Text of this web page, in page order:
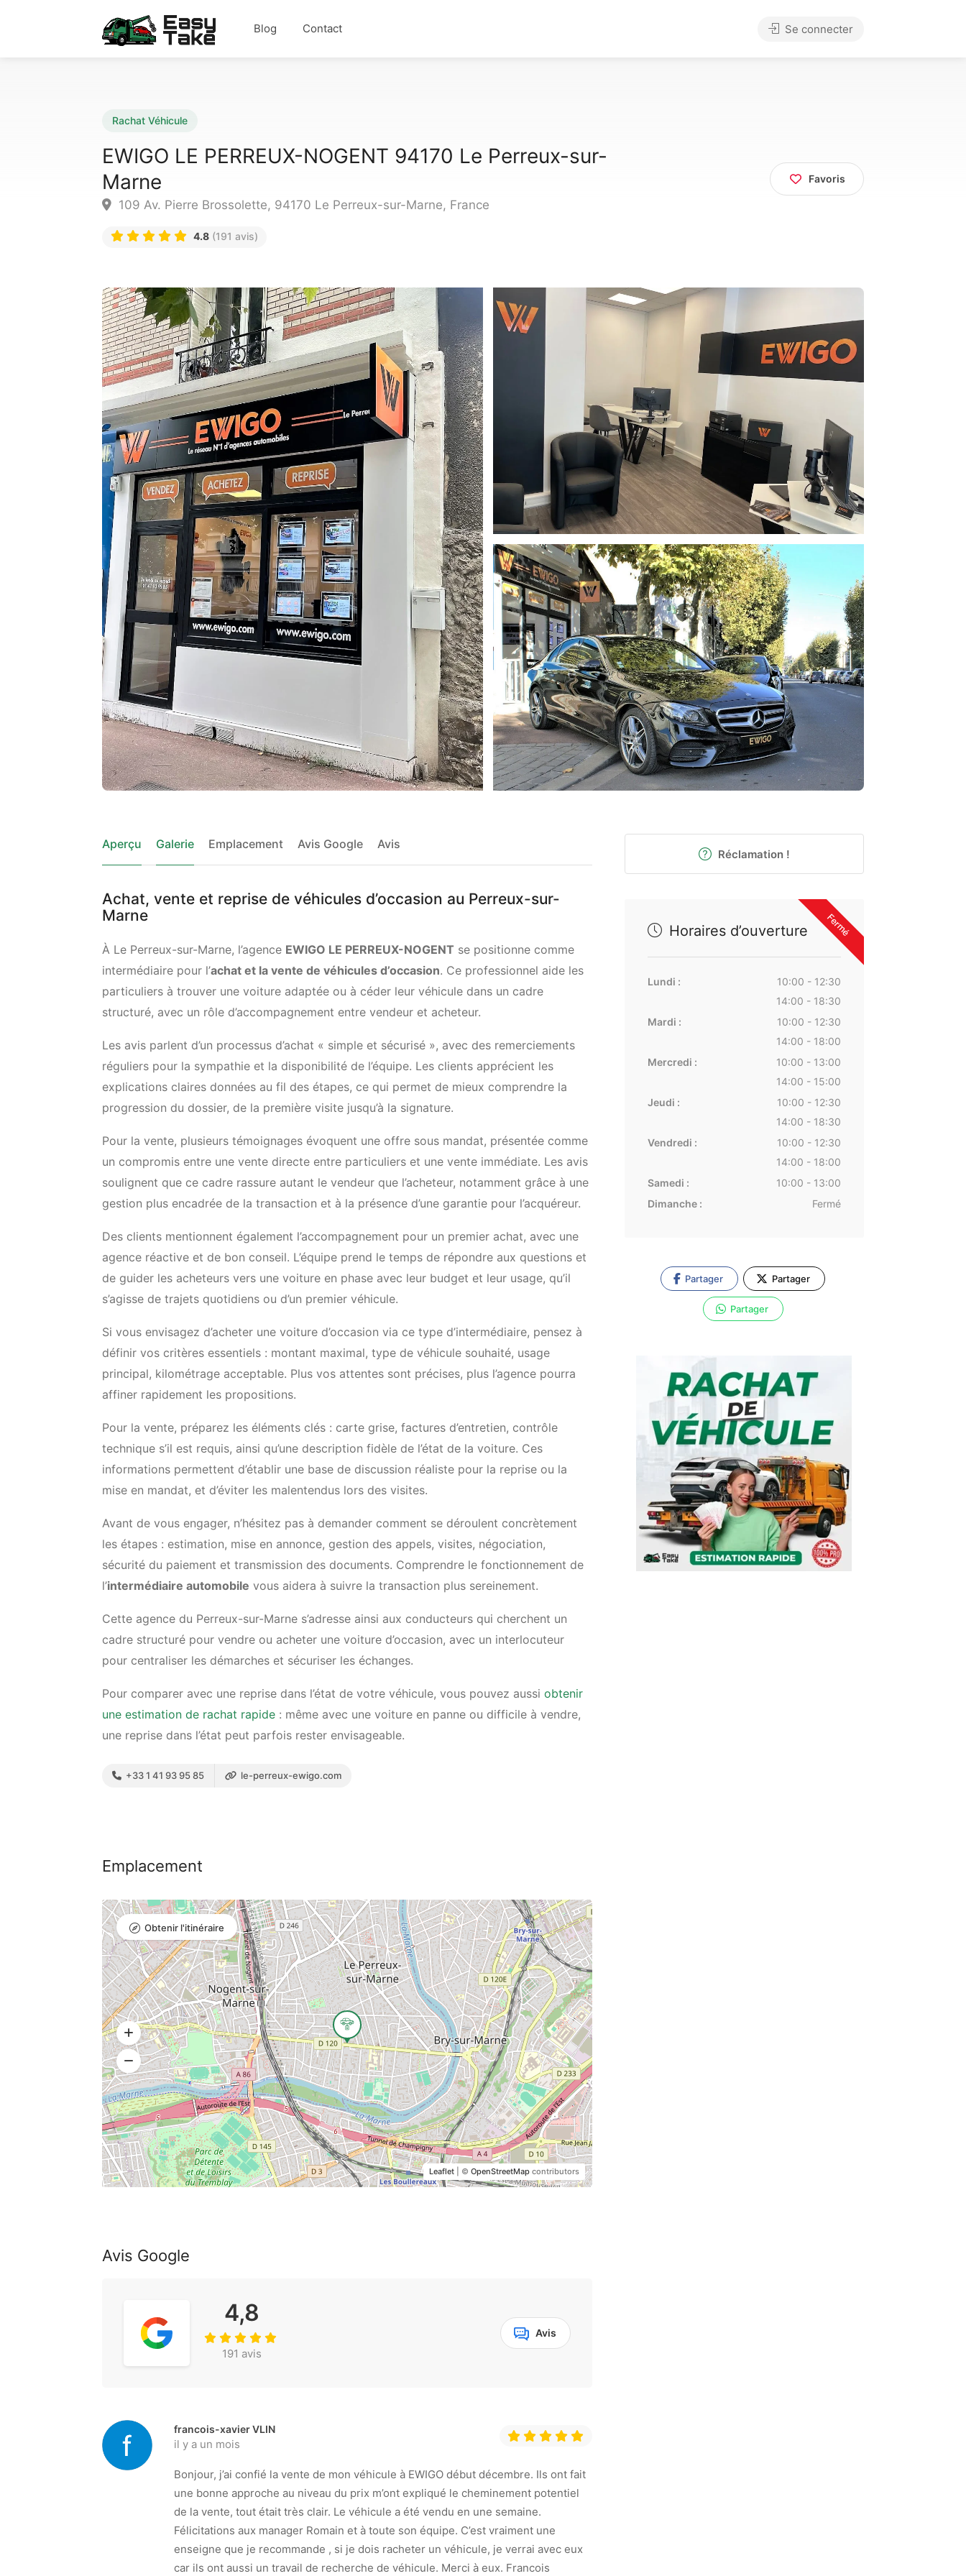
Blog Contact Se connecter
Rachat Véhicule
EWIGO LE PERREUX-NOGENT 94170 Le Perreux-sur-
Marne
109 Av. Pierre Brossolette, 94170 Le Perreux-sur-Marne, France
4.8 (191 avis)
Favoris
Aperçu Galerie Emplacement Avis Google Avis
Achat, vente et reprise de véhicules d’occasion au Perreux-sur-
Marne
À Le Perreux-sur-Marne, l’agence EWIGO LE PERREUX-NOGENT se positionne comme
intermédiaire pour l’achat et la vente de véhicules d’occasion. Ce professionnel aide les
particuliers à trouver une voiture adaptée ou à céder leur véhicule dans un cadre
structuré, avec un rôle d’accompagnement entre vendeur et acheteur.
Les avis parlent d’un processus d’achat « simple et sécurisé », avec des remerciements
réguliers pour la sympathie et la disponibilité de l’équipe. Les clients apprécient les
explications claires données au fil des étapes, ce qui permet de mieux comprendre la
progression du dossier, de la première visite jusqu’à la signature.
Pour la vente, plusieurs témoignages évoquent une offre sous mandat, présentée comme
un compromis entre une vente directe entre particuliers et une vente immédiate. Les avis
soulignent que ce cadre rassure autant le vendeur que l’acheteur, notamment grâce à une
gestion plus encadrée de la transaction et à la présence d’une garantie pour l’acquéreur.
Des clients mentionnent également l’accompagnement pour un premier achat, avec une
agence réactive et de bon conseil. L’équipe prend le temps de répondre aux questions et
de guider les acheteurs vers une voiture en phase avec leur budget et leur usage, qu’il
s’agisse de trajets quotidiens ou d’un premier véhicule.
Si vous envisagez d’acheter une voiture d’occasion via ce type d’intermédiaire, pensez à
définir vos critères essentiels : montant maximal, type de véhicule souhaité, usage
principal, kilométrage acceptable. Plus vos attentes sont précises, plus l’agence pourra
affiner rapidement les propositions.
Pour la vente, préparez les éléments clés : carte grise, factures d’entretien, contrôle
technique s’il est requis, ainsi qu’une description fidèle de l’état de la voiture. Ces
informations permettent d’établir une base de discussion réaliste pour la reprise ou la
mise en mandat, et d’éviter les malentendus lors des visites.
Avant de vous engager, n’hésitez pas à demander comment se déroulent concrètement
les étapes : estimation, mise en annonce, gestion des appels, visites, négociation,
sécurité du paiement et transmission des documents. Comprendre le fonctionnement de
l’intermédiaire automobile vous aidera à suivre la transaction plus sereinement.
Cette agence du Perreux-sur-Marne s’adresse ainsi aux conducteurs qui cherchent un
cadre structuré pour vendre ou acheter une voiture d’occasion, avec un interlocuteur
pour centraliser les démarches et sécuriser les échanges.
Pour comparer avec une reprise dans l’état de votre véhicule, vous pouvez aussi obtenir
une estimation de rachat rapide : même avec une voiture en panne ou difficile à vendre,
une reprise dans l’état peut parfois rester envisageable.
+33 1 41 93 95 85 le-perreux-ewigo.com
Emplacement
Leaflet| © OpenStreetMapcontributors
Obtenir l'itinéraire
Avis Google
4,8
191 avis
Avis
francois-xavier VLIN
il y a un mois
Bonjour, j’ai confié la vente de mon véhicule à EWIGO début décembre. Ils ont fait
une bonne approche au niveau du prix m’ont expliqué le cheminement potentiel
de la vente, tout était très clair. Le véhicule a été vendu en une semaine.
Félicitations aux manager Romain et à toute son équipe. C’est vraiment une
enseigne que je recommande , si je dois racheter un véhicule, je verrai avec eux
car ils ont aussi un travail de recherche de véhicule. Merci à eux. Francois
Réclamation !
Fermé
Horaires d’ouverture
Lundi :
10:00 - 12:30
14:00 - 18:30
Mardi :
10:00 - 12:30
14:00 - 18:00
Mercredi :
10:00 - 13:00
14:00 - 15:00
Jeudi :
10:00 - 12:30
14:00 - 18:30
Vendredi :
10:00 - 12:30
14:00 - 18:00
Samedi :
10:00 - 13:00
Dimanche :
Fermé
Partager Partager
Partager